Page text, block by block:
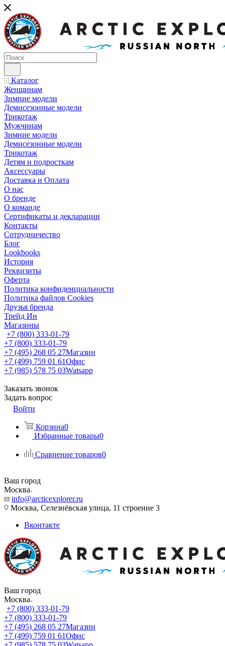
Каталог
Женщинам
Зимние модели
Демисезонные модели
Трикотаж
Мужчинам
Зимние модели
Демисезонные модели
Трикотаж
Детям и подросткам
Аксессуары
Доставка и Оплата
О нас
О бренде
О команде
Сертификаты и декларации
Контакты
Сотрудничество
Блог
Lookbooks
История
Реквизиты
Оферта
Политика конфиденциальности
Политика файлов Cookies
Друзья бренда
Трейд Ин
Магазины
+7 (800) 333-01-79
+7 (800) 333-01-79
+7 (495) 268 05 27Магазин
+7 (499) 759 01 61Офис
+7 (985) 578 75 03Watsapp
Заказать звонок
Задать вопрос
Войти
Корзина0
Избранные товары0
Сравнение товаров0
Ваш город
Москва
info@arcticexplorer.ru
Москва, Селезнёвская улица, 11 строение 3
Вконтакте
Ваш город
Москва
+7 (800) 333-01-79
+7 (800) 333-01-79
+7 (495) 268 05 27Магазин
+7 (499) 759 01 61Офис